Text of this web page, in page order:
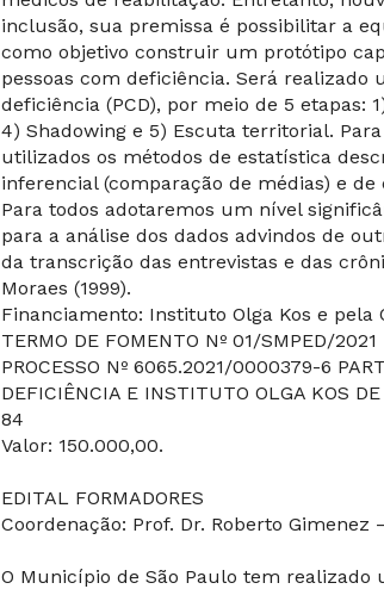
inclusão, sua premissa é possibilitar a
como objetivo construir um protótipo
pessoas com deficiência. Será realizado
deficiência (PCD), por meio de 5 etapas:
4) Shadowing e 5) Escuta territorial.
utilizados os métodos de estatística
inferencial (comparação de médias) e
Para todos adotaremos um nível
para a análise dos dados advindos de
da transcrição das entrevistas e das
Moraes (1999).
Financiamento: Instituto Olga Kos e pela
TERMO DE FOMENTO Nº 01/SMPED/2021
PROCESSO Nº 6065.2021/0000379-6
DEFICIÊNCIA E INSTITUTO OLGA KOS
84
Valor: 150.000,00.
EDITAL FORMADORES
Coordenação: Prof. Dr. Roberto Gimenez
O Município de São Paulo tem